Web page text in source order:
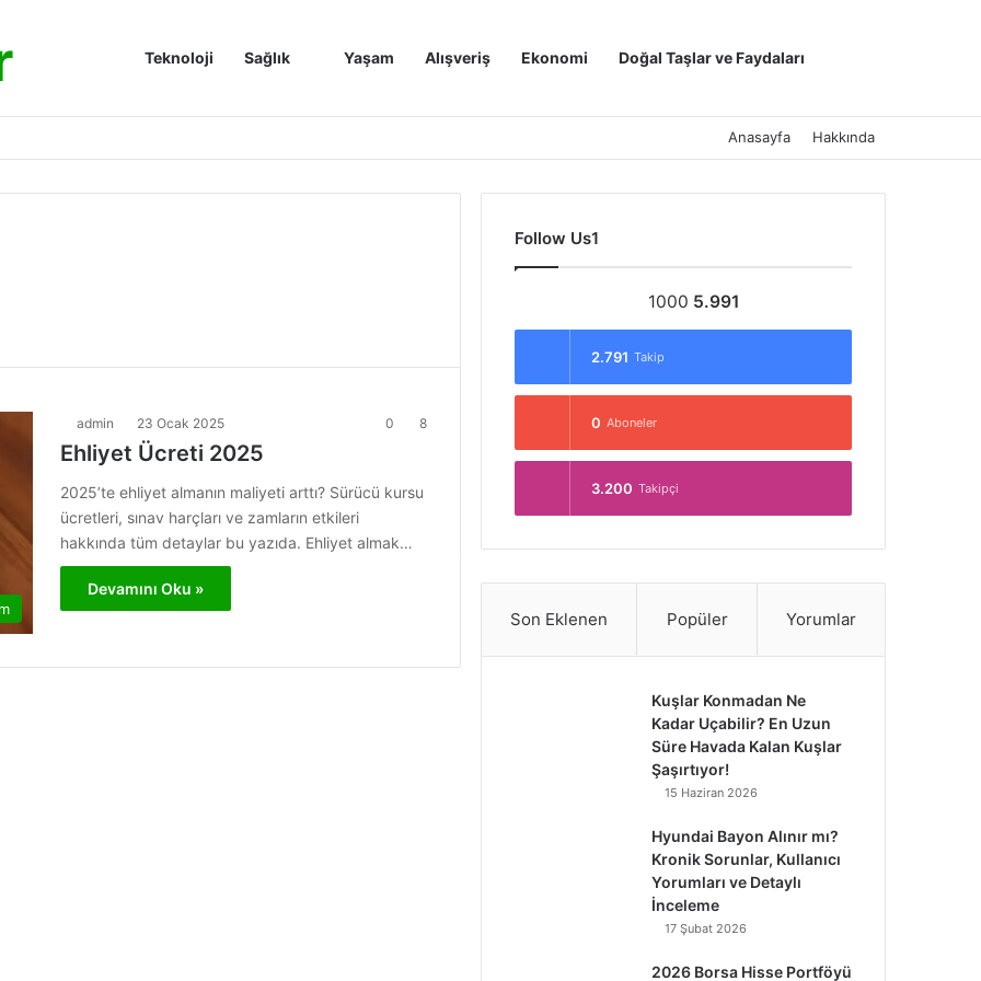
Anasayfa
Teknoloji Sağlık Yaşam Alışveriş Ekonomi Doğal Taşlar ve Faydaları
Anasayfa Hakkında
admin 23 Ocak 2025 0 8
Ehliyet Ücreti 2025
2025’te ehliyet almanın maliyeti arttı? Sürücü kursu
ücretleri, sınav harçları ve zamların etkileri
hakkında tüm detaylar bu yazıda. Ehliyet almak…
Devamını Oku »
Follow Us1
1000 5.991
2.791 Takip
0 Aboneler
3.200 Takipçi
Son Eklenen Popüler Yorumlar
Kuşlar Konmadan Ne
Kadar Uçabilir? En Uzun
Süre Havada Kalan Kuşlar
Şaşırtıyor!
15 Haziran 2026
Hyundai Bayon Alınır mı?
Kronik Sorunlar, Kullanıcı
Yorumları ve Detaylı
İnceleme
17 Şubat 2026
2026 Borsa Hisse Portföyü